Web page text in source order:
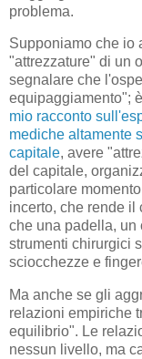
problema.
Supponiamo che io
"attrezzature" di un
segnalare che
equipaggiamento";
mio racconto
mediche altamente
capitale, avere
del capitale,
particolare
incerto, che rende il
che una padella, un
strumenti chirurgici
sciocchezze e
Ma anche se gli
relazioni empiriche
equilibrio". Le
nessun livello, ma